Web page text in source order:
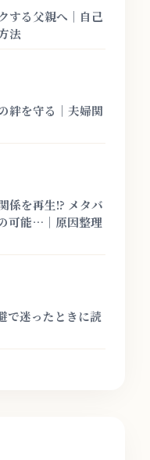
する父親へ｜自己
法
絆を守る｜夫婦関
係を再生!? メタバ
可能…｜原因整理
で迷ったときに読